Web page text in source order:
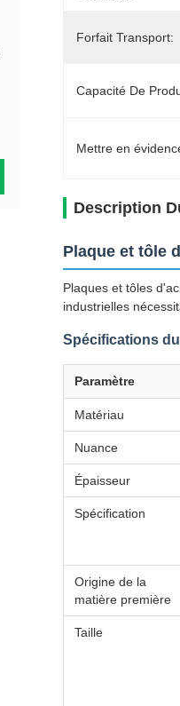
Forfait Transport:
Capacité De
Mettre en
Description
Plaque et tôle
Plaques et tôles
industrielles
Spécifications
Paramètre
Matériau
Nuance
Épaisseur
Spécification
Origine de la
matière première
Taille